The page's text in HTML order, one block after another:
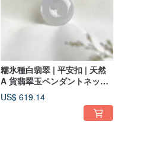
糯氷種白翡翠 | 平安扣 | 天然
A 貨翡翠玉ペンダントネック
レス
US$ 619.14